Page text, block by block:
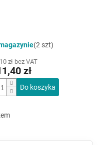
(2 szt)
zł bez VAT
zł
Do koszyka